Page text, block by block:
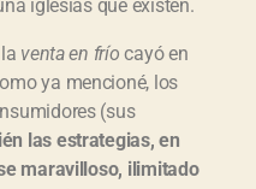
iglesias que existen.
venta en frío cayó en
ya mencioné, los
(sus
las estrategias, en
maravilloso, ilimitado